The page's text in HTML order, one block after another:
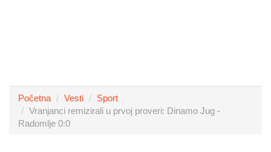
Početna Vesti
Sport
Vranjanci remizirali u prvoj proveri: Dinamo Jug -
Radomlje 0:0